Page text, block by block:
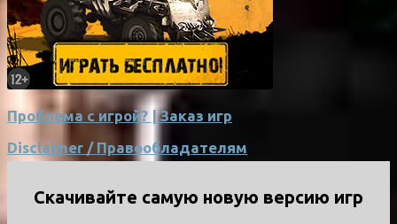
Проблема с игрой? | Заказ игр
Disclaimer / Правообладателям
Скачивайте самую новую версию игр